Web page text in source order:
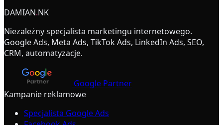
DAMIAN.NK
Niezależny specjalista marketingu internetowego.
Google Ads, Meta Ads, TikTok Ads, LinkedIn Ads, SEO,
CRM, automatyzacje.
Google Partner
Kampanie reklamowe
Specjalista Google Ads